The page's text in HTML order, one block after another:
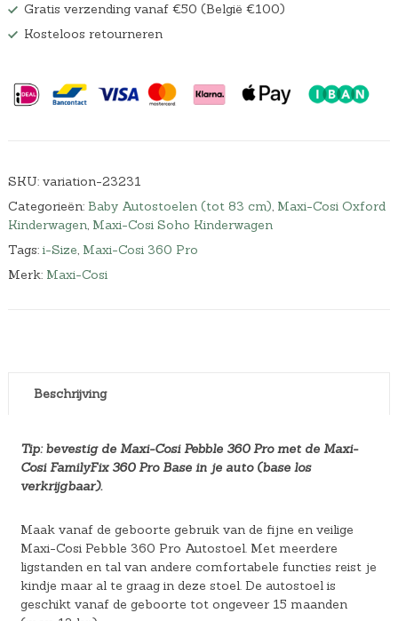
Gratis verzending vanaf €50 (België €100)
Kosteloos retourneren
SKU: variation-23231
Categorieën: Baby Autostoelen (tot 83 cm) Maxi-Cosi Oxford
Kinderwagen Maxi-Cosi Soho Kinderwagen
Tags: i-Size Maxi-Cosi 360 Pro
Merk: Maxi-Cosi
Beschrijving
Tip: bevestig de Maxi-Cosi Pebble 360 Pro met de Maxi-
Cosi FamilyFix 360 Pro Base in je auto (base los
verkrijgbaar).
Maak vanaf de geboorte gebruik van de fijne en veilige
Maxi-Cosi Pebble 360 Pro Autostoel. Met meerdere
ligstanden en tal van andere comfortabele functies reist je
kindje maar al te graag in deze stoel. De autostoel is
geschikt vanaf de geboorte tot ongeveer 15 maanden